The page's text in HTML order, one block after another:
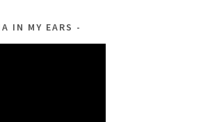
IN MY EARS